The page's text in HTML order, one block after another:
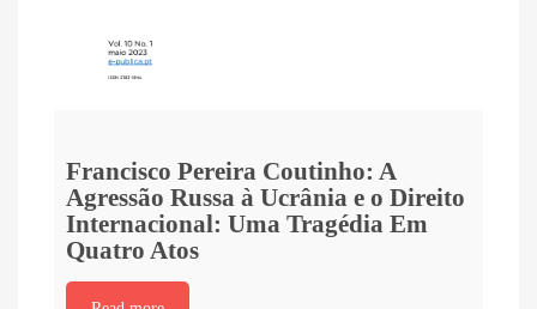
Francisco Pereira Coutinho: A
Agressão Russa à Ucrânia e o Direito
Internacional: Uma Tragédia Em
Quatro Atos